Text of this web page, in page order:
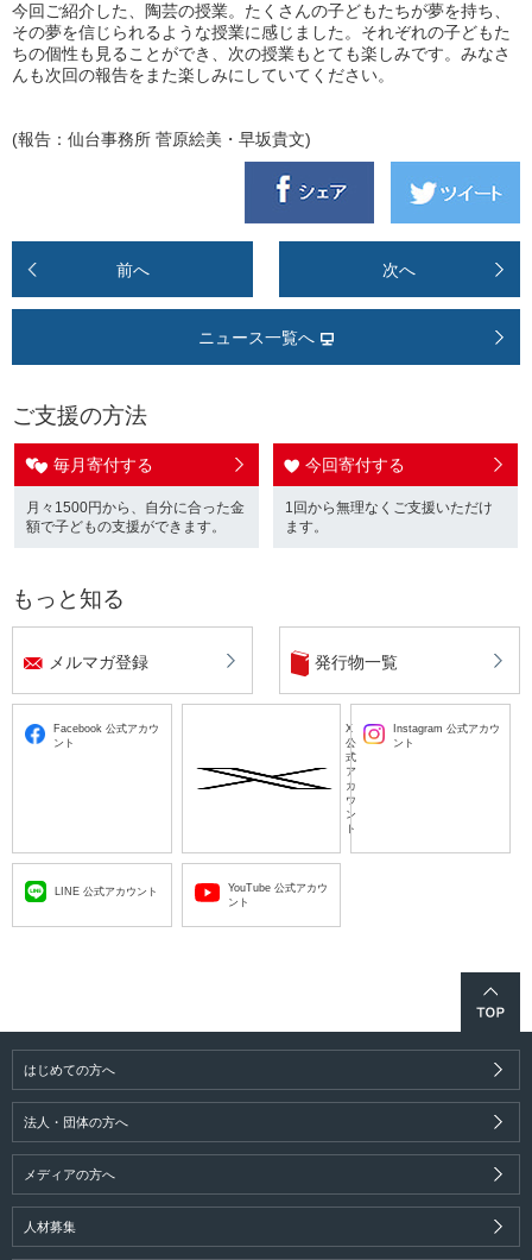
今回ご紹介した、陶芸の授業。たくさんの子どもたちが夢を持ち、
その夢を信じられるような授業に感じました。それぞれの子どもた
ちの個性も見ることができ、次の授業もとても楽しみです。みなさ
んも次回の報告をまた楽しみにしていてください。
(報告：仙台事務所 菅原絵美・早坂貴文)
前へ 次へ
ニュース一覧へ
ご支援の方法
毎月寄付する
月々1500円から、自分に合った金
額で子どもの支援ができます。
今回寄付する
1回から無理なくご支援いただけ
ます。
もっと知る
メルマガ登録 発行物一覧
Facebook 公式アカウ
ント
X
公
式
ア
カ
ウ
ン
ト
Instagram 公式アカウ
ント
LINE 公式アカウント
YouTube 公式アカウ
ント
はじめての方へ
法人・団体の方へ
メディアの方へ
人材募集